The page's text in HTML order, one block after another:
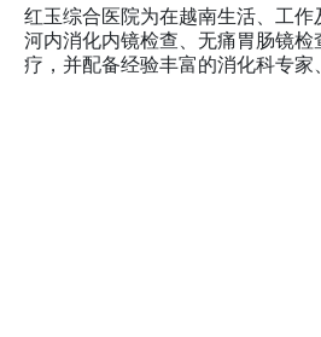
红玉综合医院为在越南生活、工
河内消化内镜检查、无痛胃肠镜
疗，并配备经验丰富的消化科专家